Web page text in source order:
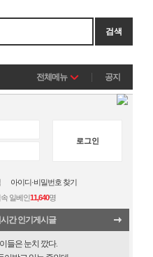
검색
전체메뉴 공지
로그인
아이디·비밀번호 찾기
일베인11,640명
간 인기게시글
들은 눈치 깠다.